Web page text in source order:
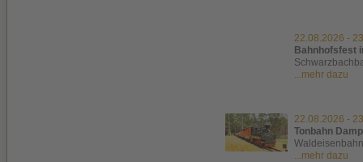
22.08.2026 -
Bahnhofsfest
...mehr dazu
22.08.2026 -
Tonbahn
...mehr dazu